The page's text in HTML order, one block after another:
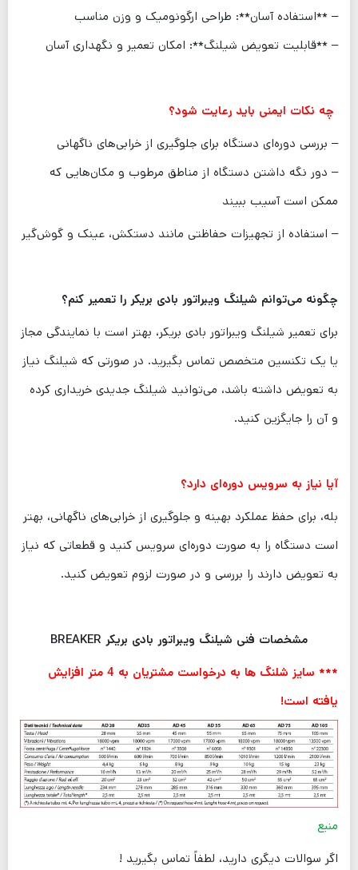
– **استفاده آسان**: طراحی ارگونومیک و وزن مناسب
– **قابلیت تعویض شیلنگ**: امکان تعمیر و نگهداری آسان
چه نکات ایمنی باید رعایت شود؟
– بررسی دوره‌ای دستگاه برای جلوگیری از خرابی‌های ناگهانی
– دور نگه داشتن دستگاه از مناطق مرطوب و مکان‌هایی که
ممکن است آسیب ببیند
– استفاده از تجهیزات حفاظتی مانند دستکش، عینک و گوش‌گیر
چگونه می‌توانم شیلنگ ویبراتور بادی بریکر را تعمیر کنم؟
برای تعمیر شیلنگ ویبراتور بادی بریکر، بهتر است با نمایندگی مجاز
یا یک تکنسین متخصص تماس بگیرید. در صورتی که شیلنگ نیاز
به تعویض داشته باشد، می‌توانید شیلنگ جدیدی خریداری کرده
و آن را جایگزین کنید.
آیا نیاز به سرویس دوره‌ای دارد؟
بله، برای حفظ عملکرد بهینه و جلوگیری از خرابی‌های ناگهانی، بهتر
است دستگاه را به صورت دوره‌ای سرویس کنید و قطعاتی که نیاز
به تعویض دارند را بررسی و در صورت لزوم تعویض کنید.
مشخصات فنی شیلنگ ویبراتور بادی بریکر BREAKER
*** سایز شلنگ ها به درخواست مشتریان به 4 متر افزایش
یافته است!
منبع
اگر سوالات دیگری دارید، لطفاً تماس بگیرید !